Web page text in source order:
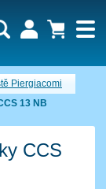
Piergiacomi
13 NB
CCS
prázdný.
Obsah košíku